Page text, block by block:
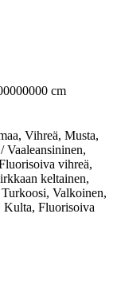
cm
Vihreä, Musta,
Vaaleansininen,
vihreä,
keltainen,
Valkoinen,
Kulta, Fluorisoiva